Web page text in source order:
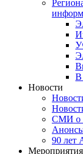
В
Новости
СМИ о
90
Мероприятия